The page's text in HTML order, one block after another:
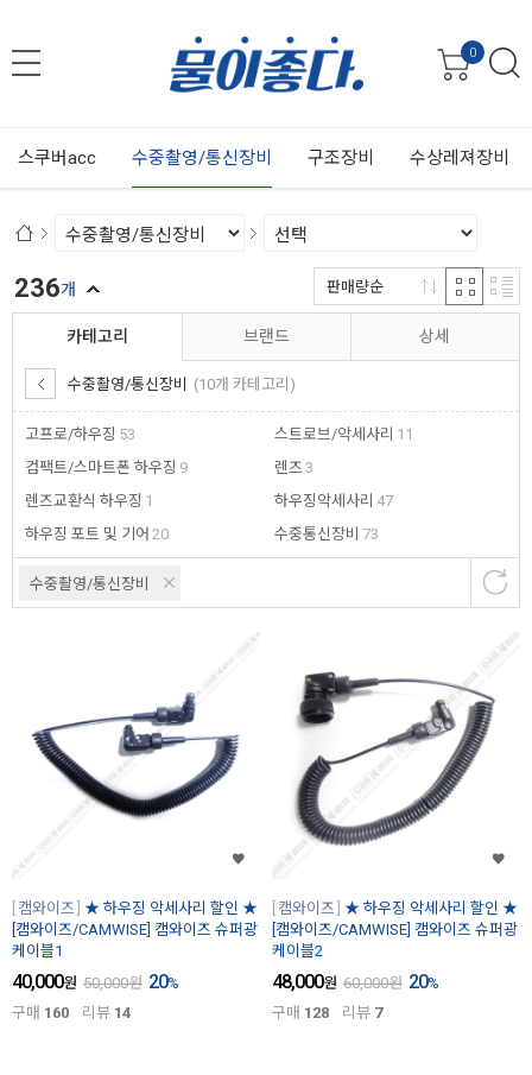
0
스쿠버acc 수중촬영/통신장비 구조장비 수상레져장비
카테고리
수중촬영/통신장비 (10개 카테고리)
고프로/하우징 53
컴팩트/스마트폰 하우징 9
렌즈교환식 하우징 1
하우징 포트 및 기어 20
스트로브/악세사리 11
렌즈 3
하우징악세사리 47
수중통신장비 73
브랜드 상세
수중촬영/통신장비
236개 판매량순
캠와이즈 ★ 하우징 악세사리 할인 ★
[캠와이즈/CAMWISE] 캠와이즈 슈퍼광
케이블1
40,000원 50,000원 20%
구매 160 리뷰 14
캠와이즈 ★ 하우징 악세사리 할인 ★
[캠와이즈/CAMWISE] 캠와이즈 슈퍼광
케이블2
48,000원 60,000원 20%
구매 128 리뷰 7